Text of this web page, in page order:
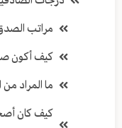
مراتب
كيف أكون
ما المراد
كيف كان